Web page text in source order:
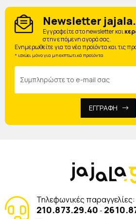
Newsletter
Eγγραφείτε στο newsletter και
στην επόμενη αγορά σας.
Ενημερωθείτε για τα νέα προϊόντα και τις
* ισχύει μόνο για μη εκπτωτικά προϊόντα
ΕΓΓΡΑΦΗ
Τηλεφωνικές παραγγελίες:
210.873.29.40 -